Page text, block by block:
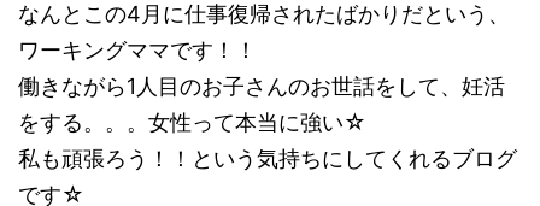
なんとこの4月に仕事復帰されたばかりだという、
ワーキングママです！！
働きながら1人目のお子さんのお世話をして、妊活
をする。。。女性って本当に強い☆
私も頑張ろう！！という気持ちにしてくれるブログ
です☆